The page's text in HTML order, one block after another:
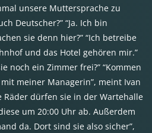
unsere Muttersprache zu
Deutscher?” “Ja. Ich bin
sie denn hier?” “Ich betreibe
und das Hotel gehören mir.”
noch ein Zimmer frei?” “Kommen
meiner Managerin”, meint Ivan
Räder dürfen sie in der Wartehalle
um 20:00 Uhr ab. Außerdem
da. Dort sind sie also sicher”,